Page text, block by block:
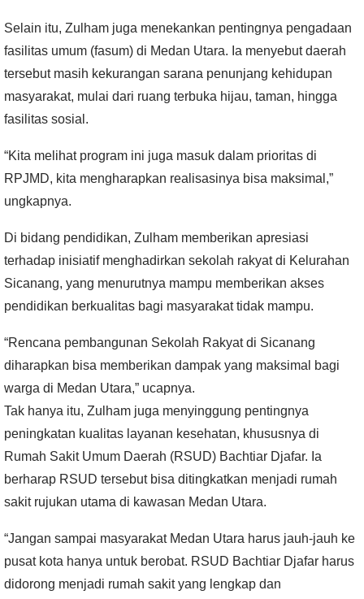
Selain itu, Zulham juga menekankan pentingnya pengadaan
fasilitas umum (fasum) di Medan Utara. Ia menyebut daerah
tersebut masih kekurangan sarana penunjang kehidupan
masyarakat, mulai dari ruang terbuka hijau, taman, hingga
fasilitas sosial.
“Kita melihat program ini juga masuk dalam prioritas di
RPJMD, kita mengharapkan realisasinya bisa maksimal,”
ungkapnya.
Di bidang pendidikan, Zulham memberikan apresiasi
terhadap inisiatif menghadirkan sekolah rakyat di Kelurahan
Sicanang, yang menurutnya mampu memberikan akses
pendidikan berkualitas bagi masyarakat tidak mampu.
“Rencana pembangunan Sekolah Rakyat di Sicanang
diharapkan bisa memberikan dampak yang maksimal bagi
warga di Medan Utara,” ucapnya.
Tak hanya itu, Zulham juga menyinggung pentingnya
peningkatan kualitas layanan kesehatan, khususnya di
Rumah Sakit Umum Daerah (RSUD) Bachtiar Djafar. Ia
berharap RSUD tersebut bisa ditingkatkan menjadi rumah
sakit rujukan utama di kawasan Medan Utara.
“Jangan sampai masyarakat Medan Utara harus jauh-jauh ke
pusat kota hanya untuk berobat. RSUD Bachtiar Djafar harus
didorong menjadi rumah sakit yang lengkap dan